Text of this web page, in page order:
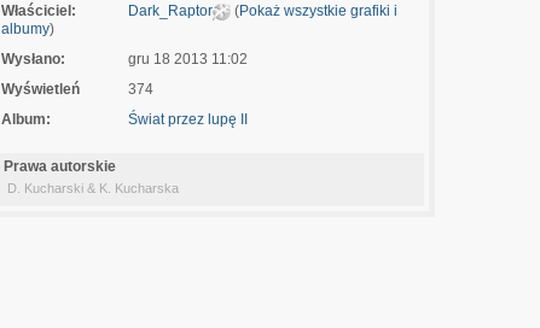
Właściciel: Dark_Raptor (Pokaż wszystkie grafiki i
albumy)
Wysłano:
gru 18 2013 11:02
Wyświetleń
374
Album:
Świat przez lupę II
Prawa autorskie
D. Kucharski & K. Kucharska